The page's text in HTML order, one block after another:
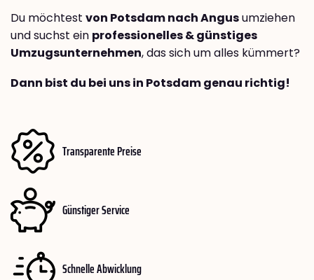
Du möchtest von Potsdam nach Angusumziehen
und suchst ein professionelles & günstiges
Umzugsunternehmen, das sich um alles kümmert?
Dann bist du bei uns in Potsdam genau richtig!
Transparente Preise
Günstiger Service
Schnelle Abwicklung